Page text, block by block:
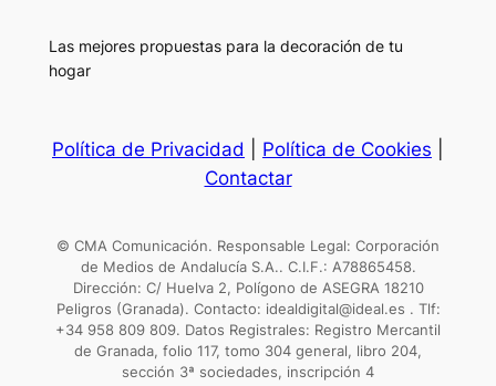
Las mejores propuestas para la decoración de tu
hogar
Política de Privacidad Política de Cookies
Contactar
© CMA Comunicación. Responsable Legal: Corporación
de Medios de Andalucía S.A.. C.I.F.: A78865458.
Dirección: C/ Huelva 2, Polígono de ASEGRA 18210
Peligros (Granada). Contacto: idealdigital@ideal.es . Tlf:
+34 958 809 809. Datos Registrales: Registro Mercantil
de Granada, folio 117, tomo 304 general, libro 204,
sección 3ª sociedades, inscripción 4